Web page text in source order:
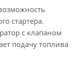
стартера.
с клапаном
подачу топлива